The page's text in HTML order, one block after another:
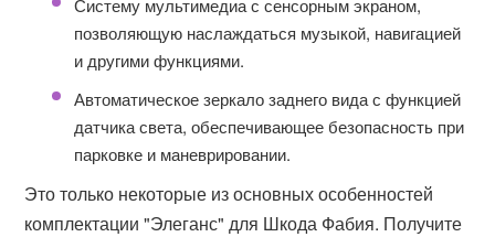
Систему мультимедиа с сенсорным экраном,
позволяющую наслаждаться музыкой, навигацией
и другими функциями.
Автоматическое зеркало заднего вида с функцией
датчика света, обеспечивающее безопасность при
парковке и маневрировании.
Это только некоторые из основных особенностей
комплектации "Элеганс" для Шкода Фабия. Получите